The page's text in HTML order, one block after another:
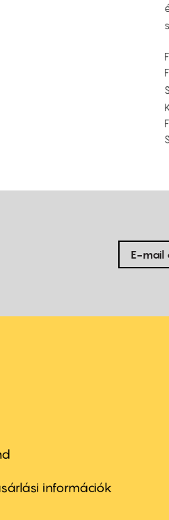
információk